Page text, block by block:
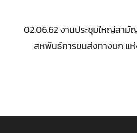
Post
navigation
02.06.62 งานประชุมใหญ่สามั
สหพันธ์การขนส่งทางบก แห่